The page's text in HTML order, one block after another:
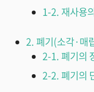
1-2. 재사용
2. 폐기(소각·매
2-1. 폐기의
2-2. 폐기의